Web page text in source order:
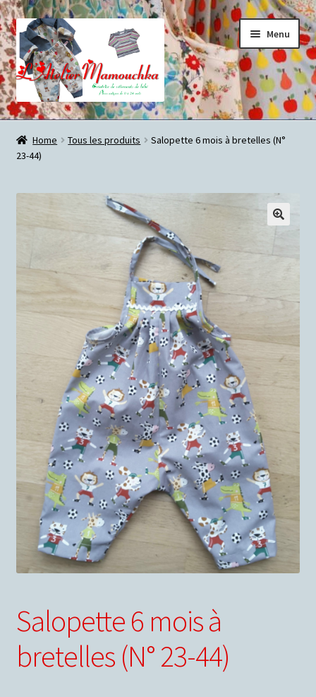
Aller
à
la
navigation
Aller
au
contenu
Menu
Accueil
Blog
Les vêtements de bébé de l’Atelier Mamouchka…
Commander…
Mon compte
Charte sur le respect de la vie privée
Conditions générales de ventes
Votre droit de rétractation
Nous contacter
Panier
Home Tous les produits
Salopette 6 mois à bretelles (N°
23-44)
Salopette 6 mois à
bretelles (N° 23-44)